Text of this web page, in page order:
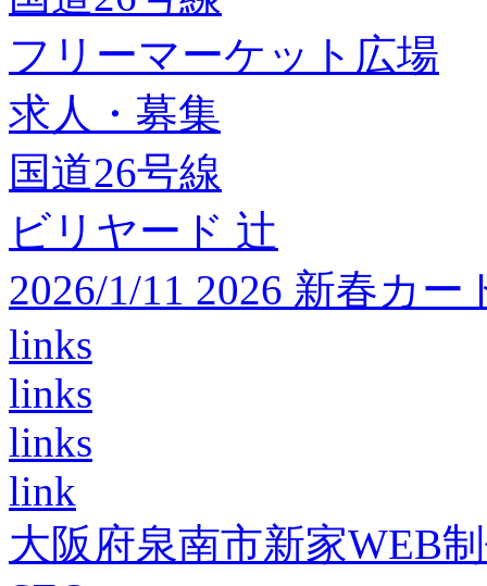
フリーマーケット広場
求人・募集
国道26号線
ビリヤード 辻
2026/1/11 2026 新春カ
links
links
links
link
大阪府泉南市新家WEB